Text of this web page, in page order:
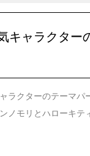
キャラクター
ラクターのテーマパ
ノモリとハローキテ